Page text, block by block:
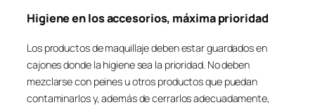
Higiene en los accesorios, máxima prioridad
Los productos de maquillaje deben estar guardados en
cajones donde la higiene sea la prioridad. No deben
mezclarse con peines u otros productos que puedan
contaminarlos y, además de cerrarlos adecuadamente,